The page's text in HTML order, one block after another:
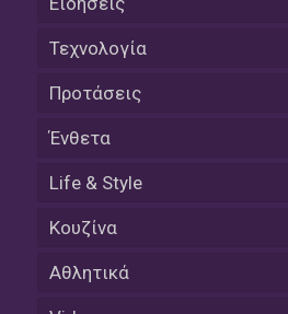
Τεχνολογία
Προτάσεις
Ένθετα
Life & Style
Κουζίνα
Αθλητικά